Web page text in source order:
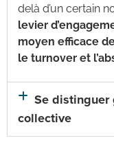
delà d’un certain
levier
moyen efficace
le turnover et
Se distinguer
collective